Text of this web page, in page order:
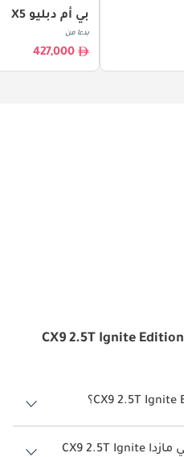
بي أم دبليو X5
بدءا من
427,000
الأسئلة المتكررة عن مازدا CX9 2.5T Ignite Edition
ما هو معدل استهلاك الوقود في مازدا CX9 2.5T Ignite